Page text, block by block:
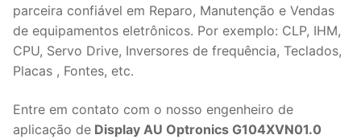
parceira confiável em Reparo, Manutenção e Vendas
de equipamentos eletrônicos. Por exemplo: CLP, IHM,
CPU, Servo Drive, Inversores de frequência, Teclados,
Placas , Fontes, etc.
Entre em contato com o nosso engenheiro de
aplicação de Display AU Optronics G104XVN01.0